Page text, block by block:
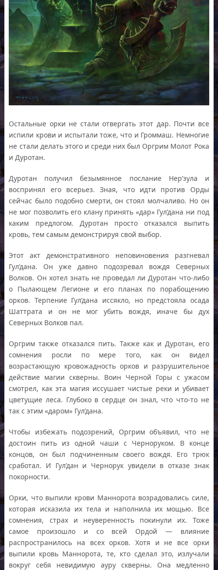
Остальные орки не стали отвергать этот дар. Почти все
испили крови и испытали тоже, что и Громмаш. Немногие
не стали делать этого и среди них был Оргрим Молот Рока
и Дуротан.
Дуротан получил безымянное послание Нер’зула и
воспринял его всерьез. Зная, что идти против Орды
сейчас было подобно смерти, он стоял молчаливо. Но он
не мог позволить его клану принять «дар» Гул’дана ни под
каким предлогом. Дуротан просто отказался выпить
кровь, тем самым демонстрируя свой выбор.
Этот акт демонстративного неповиновения разгневал
Гул’дана. Он уже давно подозревал вождя Северных
Волков. Он хотел знать не проведал ли Дуротан что-либо
о Пылающем Легионе и его планах по порабощению
орков. Терпение Гул’дана иссякло, но предстояла осада
Шаттрата и он не мог убить вождя, иначе бы дух
Северных Волков пал.
Оргрим также отказался пить. Также как и Дуротан, его
сомнения росли по мере того, как он видел
возрастающую кровожадность орков и разрушительное
действие магии скверны. Воин Черной Горы с ужасом
смотрел, как эта магия иссушает чистые реки и убивает
цветущие леса. Глубоко в сердце он знал, что что-то не
так с этим «даром» Гул’дана.
Чтобы избежать подозрений, Оргрим объявил, что не
достоин пить из одной чаши с Черноруком. В конце
концов, он был подчиненным своего вождя. Его трюк
сработал. И Гул’дан и Чернорук увидели в отказе знак
покорности.
Орки, что выпили крови Маннорота возрадовались силе,
которая исказила их тела и наполнила их мощью. Все
сомнения, страх и неуверенность покинули их. Тоже
самое произошло и со всей Ордой — влияние
распространилось на всех орков. Хотя и не все орки
выпили кровь Маннорота, те, кто сделал это, излучали
вокруг себя невидимую ауру скверны. Она медленно